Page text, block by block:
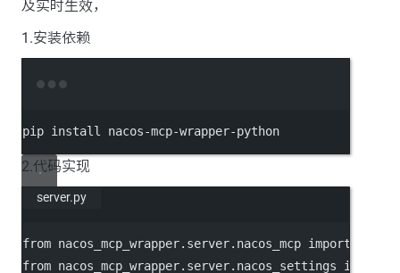
及实时生效，
1.安装依赖
pip install nacos-mcp-wrapper-python
2.代码实现
server.py
from nacos_mcp_wrapper.server.nacos_mcp import
from nacos_mcp_wrapper.server.nacos_settings import